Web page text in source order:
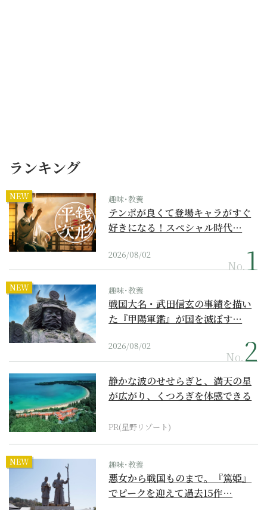
ランキング
NEW 趣味･教養
テンポが良くて登場キャラがすぐ
好きになる！スペシャル時代…
2026/08/02
No.
NEW 趣味･教養
戦国大名・武田信玄の事績を描い
た『甲陽軍鑑』が国を滅ぼす…
2026/08/02
No.
静かな波のせせらぎと、満天の星
が広がり、くつろぎを体感できる
PR(星野リゾート)
NEW 趣味･教養
悪女から戦国ものまで。『篤姫』
でピークを迎えて過去15作…